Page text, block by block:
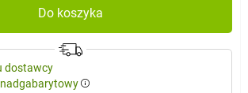
Do koszyka
dostawcy